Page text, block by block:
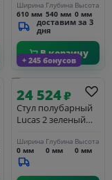
BLACK, серый твид
(LEO11)
Ширина
610 мм
Глубина
540 мм
Высота
0 мм
доставим за 3
дня
В корзину
+ 245 бонусов
24 524₽
Стул полубарный
Lucas 2 зеленый
ножками
Ширина
0 мм
Глубина
0 мм
Высота
0 мм